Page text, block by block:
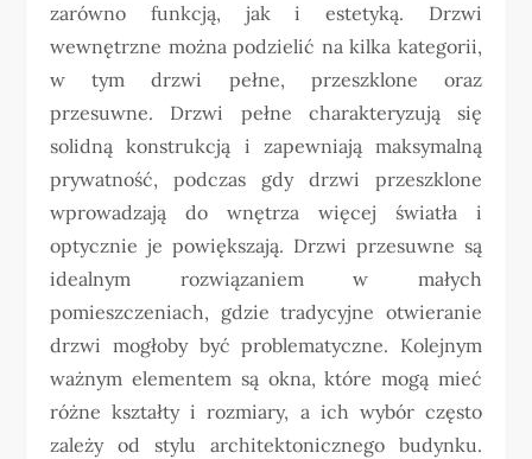
zarówno funkcją, jak i estetyką. Drzwi
wewnętrzne można podzielić na kilka kategorii,
w tym drzwi pełne, przeszklone oraz
przesuwne. Drzwi pełne charakteryzują się
solidną konstrukcją i zapewniają maksymalną
prywatność, podczas gdy drzwi przeszklone
wprowadzają do wnętrza więcej światła i
optycznie je powiększają. Drzwi przesuwne są
idealnym rozwiązaniem w małych
pomieszczeniach, gdzie tradycyjne otwieranie
drzwi mogłoby być problematyczne. Kolejnym
ważnym elementem są okna, które mogą mieć
różne kształty i rozmiary, a ich wybór często
zależy od stylu architektonicznego budynku.